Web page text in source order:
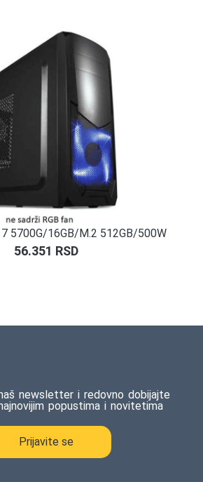
7 5700G/16GB/M.2 512GB/500W
56.351 RSD
newsletter i redovno dobijajte
popustima i novitetima
Prijavite se